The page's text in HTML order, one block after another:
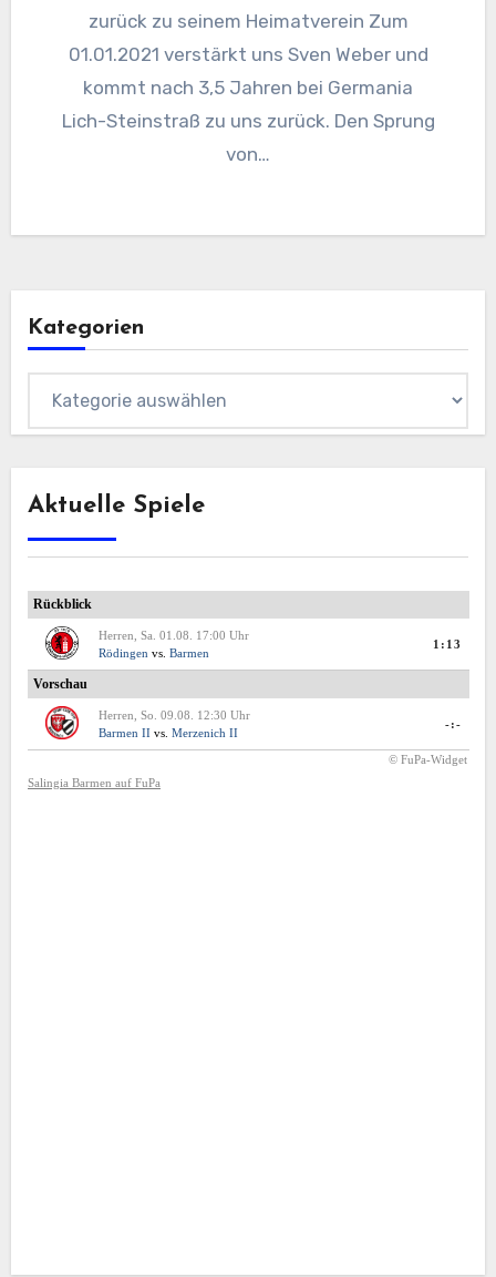
zurück zu seinem Heimatverein Zum
01.01.2021 verstärkt uns Sven Weber und
kommt nach 3,5 Jahren bei Germania
Lich-Steinstraß zu uns zurück. Den Sprung
von…
Kategorien
Aktuelle Spiele